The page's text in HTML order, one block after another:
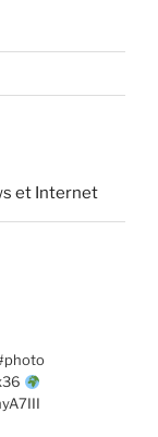
et Internet